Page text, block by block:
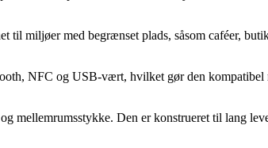
miljøer med begrænset plads, såsom caféer,
NFC og USB-vært, hvilket gør den kompatibel
mellemrumsstykke. Den er konstrueret til lang